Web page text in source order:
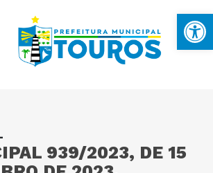
939/2023, DE 15